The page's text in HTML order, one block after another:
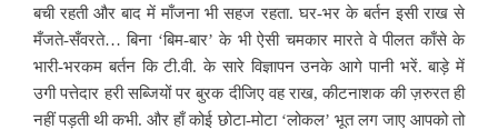
बची रहती और बाद में माँजना भी सहज रहता. घर-भर के बर्तन इसी राख से
मँजते-सँवरते… बिना ‘बिम-बार’ के भी ऐसी चमकार मारते वे पीलत काँसे के
भारी-भरकम बर्तन कि टी.वी. के सारे विज्ञापन उनके आगे पानी भरें. बाड़े में
उगी पत्तेदार हरी सब्जियों पर बुरक दीजिए वह राख, कीटनाशक की ज़रुरत ही
नहीं पड़ती थी कभी. और हाँ कोई छोटा-मोटा ‘लोकल’ भूत लग जाए आपको तो